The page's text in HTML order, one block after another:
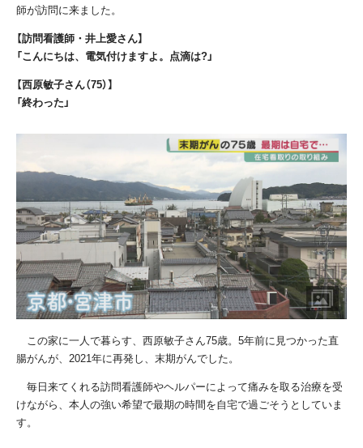
師が訪問に来ました。
【訪問看護師・井上愛さん】
「こんにちは、電気付けますよ。点滴は?」
【西原敏子さん（75）】
「終わった」
この家に一人で暮らす、西原敏子さん75歳。 5年前に見つかった直
腸がんが、 2021年に再発し、末期がんでした。
毎日来てくれる訪問看護師やヘルパーによって痛みを取る治療を受
けながら、本人の強い希望で最期の時間を自宅で過ごそうとしていま
す。